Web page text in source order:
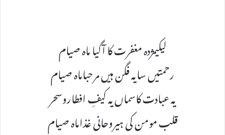
لیکیمژدہ مغفرت کا آگیا ماہ صیام
رحمتیں سایہ فگن ہیں مرحباماہ صیام
یہ عبادت کاسماں یہ کیفِ افطاروسحر
قلب مومن کی ہیروحانی غذاماہ صیام